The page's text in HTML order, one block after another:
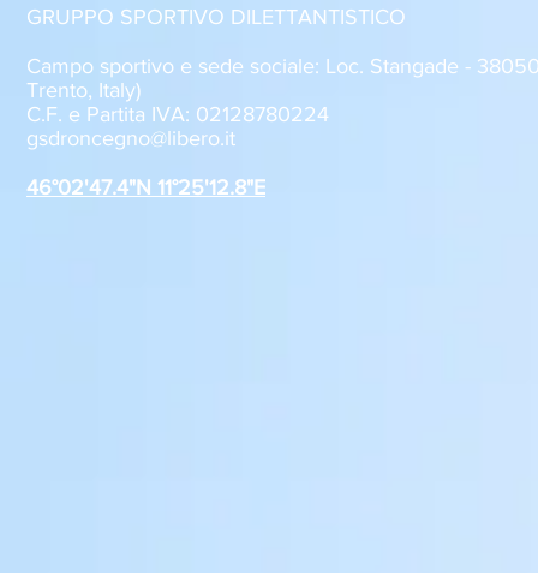
Sabato 8 agosto, il GSD
Roncegno alla Festa della
GRUPPO SPORTIVO DILETTANTISTICO
Campo sportivo e sede sociale: Loc. Stangade -
Trento, Italy)
C.F. e Partita IVA: 02128780224
gsdroncegno@libero.it
46°02'47.4"N 11°25'12.8"E